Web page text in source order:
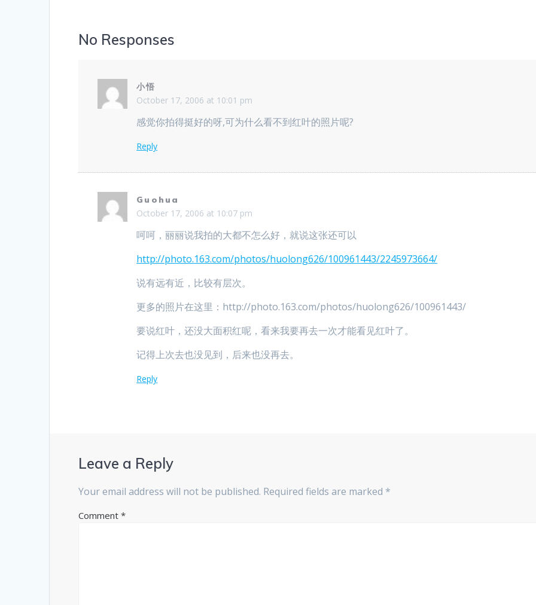
No Responses
小悟
October 17, 2006 at 10:01 pm
感觉你拍得挺好的呀,可为什么看不到红叶的照片呢?
Reply
Guohua
October 17, 2006 at 10:07 pm
呵呵，丽丽说我拍的大都不怎么好，就说这张还可以
http://photo.163.com/photos/huolong626/100961443/2245973664/
说有远有近，比较有层次。
更多的照片在这里：http://photo.163.com/photos/huolong626/100961443/
要说红叶，还没大面积红呢，看来我要再去一次才能看见红叶了。
记得上次去也没见到，后来也没再去。
Reply
Leave a Reply
Your email address will not be published. Required fields are marked *
Comment*